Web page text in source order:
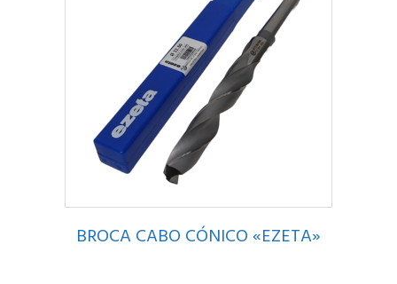
BROCA CABO CÓNICO «EZETA»